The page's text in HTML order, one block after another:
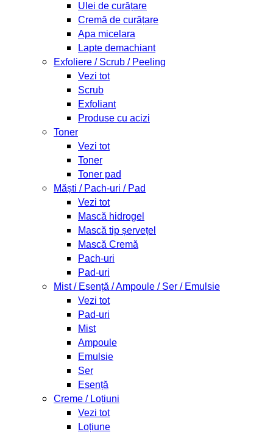
Ulei de curățare
Cremă de curățare
Apa micelara
Lapte demachiant
Exfoliere / Scrub / Peeling
Vezi tot
Scrub
Exfoliant
Produse cu acizi
Toner
Vezi tot
Toner
Toner pad
Măști / Pach-uri / Pad
Vezi tot
Mască hidrogel
Mască tip șervețel
Mască Cremă
Pach-uri
Pad-uri
Mist / Esență / Ampoule / Ser / Emulsie
Vezi tot
Pad-uri
Mist
Ampoule
Emulsie
Ser
Esență
Creme / Loțiuni
Vezi tot
Loțiune